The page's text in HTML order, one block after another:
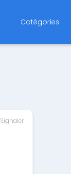
Catégories
Signaler